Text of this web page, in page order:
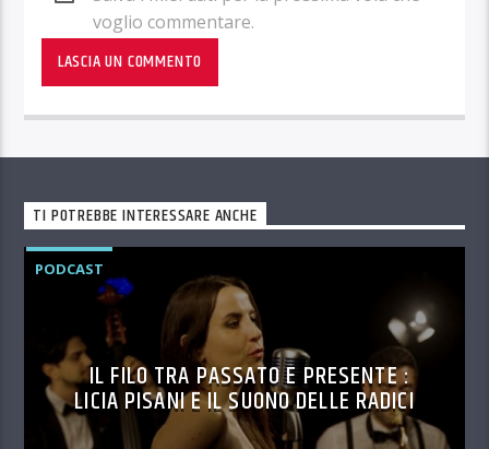
voglio commentare.
TI POTREBBE INTERESSARE ANCHE
PODCAST
IL FILO TRA PASSATO E PRESENTE :
LICIA PISANI E IL SUONO DELLE RADICI